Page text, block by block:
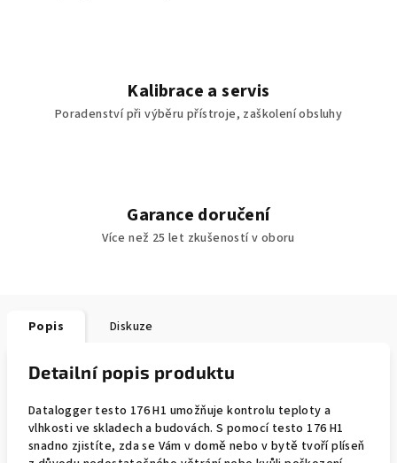
Kalibrace a servis
Poradenství při výběru přístroje, zaškolení obsluhy
Garance doručení
Více než 25 let zkušeností v oboru
Popis Diskuze
Detailní popis produktu
Datalogger testo 176 H1 umožňuje kontrolu teploty a
vlhkosti ve skladech a budovách. S pomocí testo 176 H1
snadno zjistíte, zda se Vám v domě nebo v bytě tvoří plíseň